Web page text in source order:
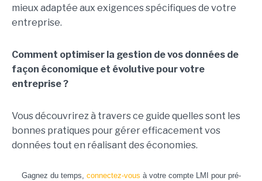
mieux adaptée aux exigences spécifiques de votre
entreprise.
Comment optimiser la gestion de vos données de
façon économique et évolutive pour votre
entreprise ?
Vous découvrirez à travers ce guide quelles sont les
bonnes pratiques pour gérer efficacement vos
données tout en réalisant des économies.
Gagnez du temps, connectez-vous à votre compte LMI pour pré-